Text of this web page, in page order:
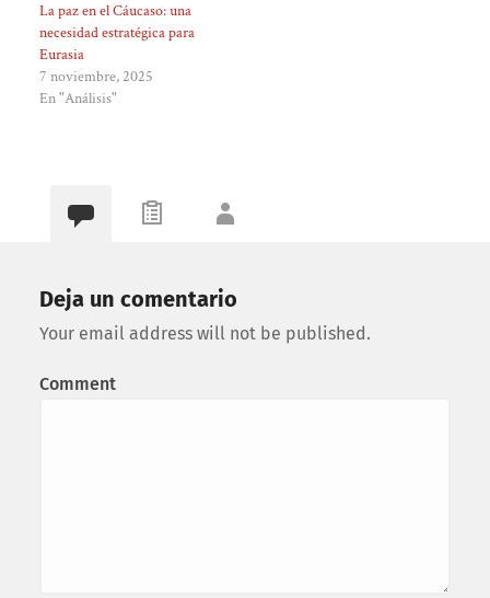
La paz en el Cáucaso: una
necesidad estratégica para
Eurasia
7 noviembre, 2025
En "Análisis"
Deja un comentario
Your email address will not be published.
Comment